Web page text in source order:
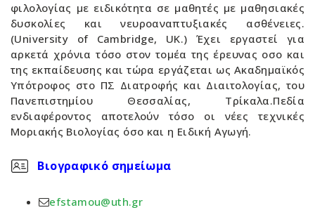
φιλολογίας με ειδικότητα σε μαθητές με μαθησιακές
δυσκολίες και νευροαναπτυξιακές ασθένειες.
(University of Cambridge, UK.) Έχει εργαστεί για
αρκετά χρόνια τόσο στον τομέα της έρευνας οσο και
της εκπαίδευσης και τώρα εργάζεται ως Ακαδημαϊκός
Υπότροφος στο ΠΣ Διατροφής και Διαιτολογίας, του
Πανεπιστημίου Θεσσαλίας, Τρίκαλα.Πεδία
ενδιαφέροντος αποτελούν τόσο οι νέες τεχνικές
Μοριακής Βιολογίας όσο και η Ειδική Αγωγή.
Βιογραφικό σημείωμα
efstamou@uth.gr